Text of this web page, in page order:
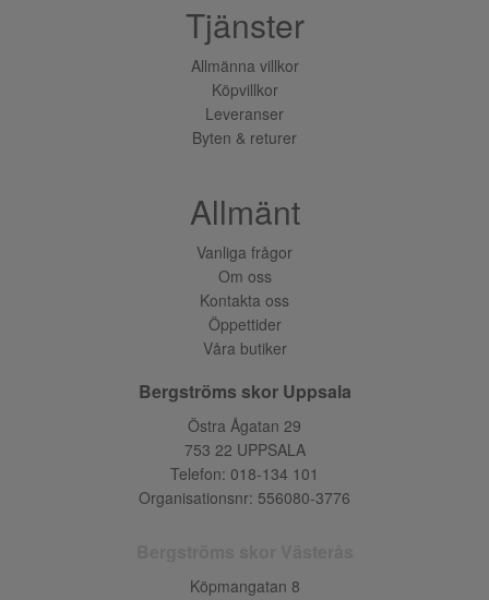
Tjänster
Allmänna villkor
Köpvillkor
Leveranser
Byten & returer
Allmänt
Vanliga frågor
Om oss
Kontakta oss
Öppettider
Våra butiker
Bergströms skor Uppsala
Östra Ågatan 29
753 22 UPPSALA
Telefon: 018-134 101
Organisationsnr: 556080-3776
Köpmangatan 8